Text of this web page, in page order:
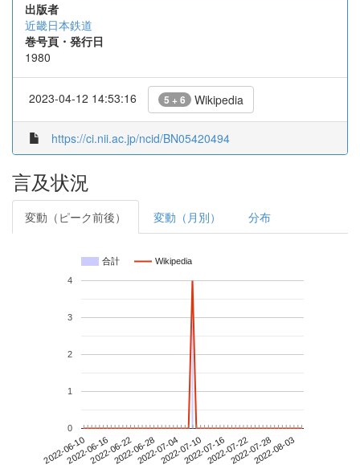
出版者
近畿日本鉄道
巻号頁・発行日
1980
2023-04-12 14:53:16 5 + 6 Wikipedia
https://ci.nii.ac.jp/ncid/BN05420494
言及状況
変動（ピーク前後） 変動（月別） 分布
合計 Wikipedia
2022-06-102022-06-162022-06-222022-06-282022-07-042022-07-102022-07-162022-07-222022-07-282022-08-03
0
1
2
3
4